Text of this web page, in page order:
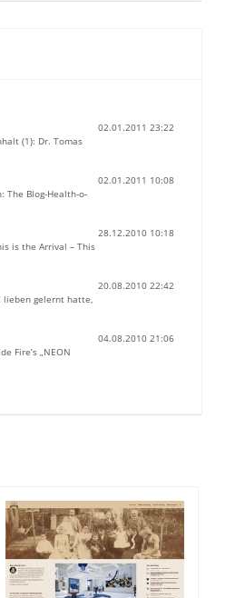
02.01.2011 23:22
(1): Dr. Tomas
02.01.2011 10:08
The Blog-Health-o-
28.12.2010 10:18
is the Arrival – This
20.08.2010 22:42
lieben gelernt hatte,
04.08.2010 21:06
Fire’s „NEON